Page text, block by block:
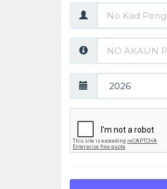
Kad
Pengenalan:
Akaun
Pencen: